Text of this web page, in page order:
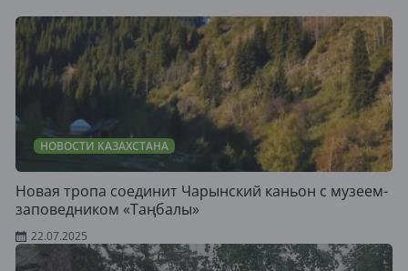
НОВОСТИ КАЗАХСТАНА
Новая тропа соединит Чарынский каньон с музеем-
заповедником «Таңбалы»
22.07.2025